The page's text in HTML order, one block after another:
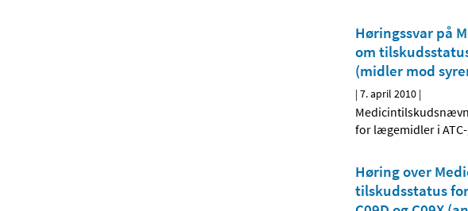
Høringssvar på
om
(midler mod
|7. april 2010 |
for lægemidler i
Høring over
tilskudsstatus